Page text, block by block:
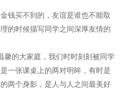
钱买不到的，友谊是谁也不能取
的时候描写同学之间深厚友情的
馨的大家庭，我们时时刻刻被同学
一张课桌上的两对明眸，有时是
两个身影，是人与人之间最美好